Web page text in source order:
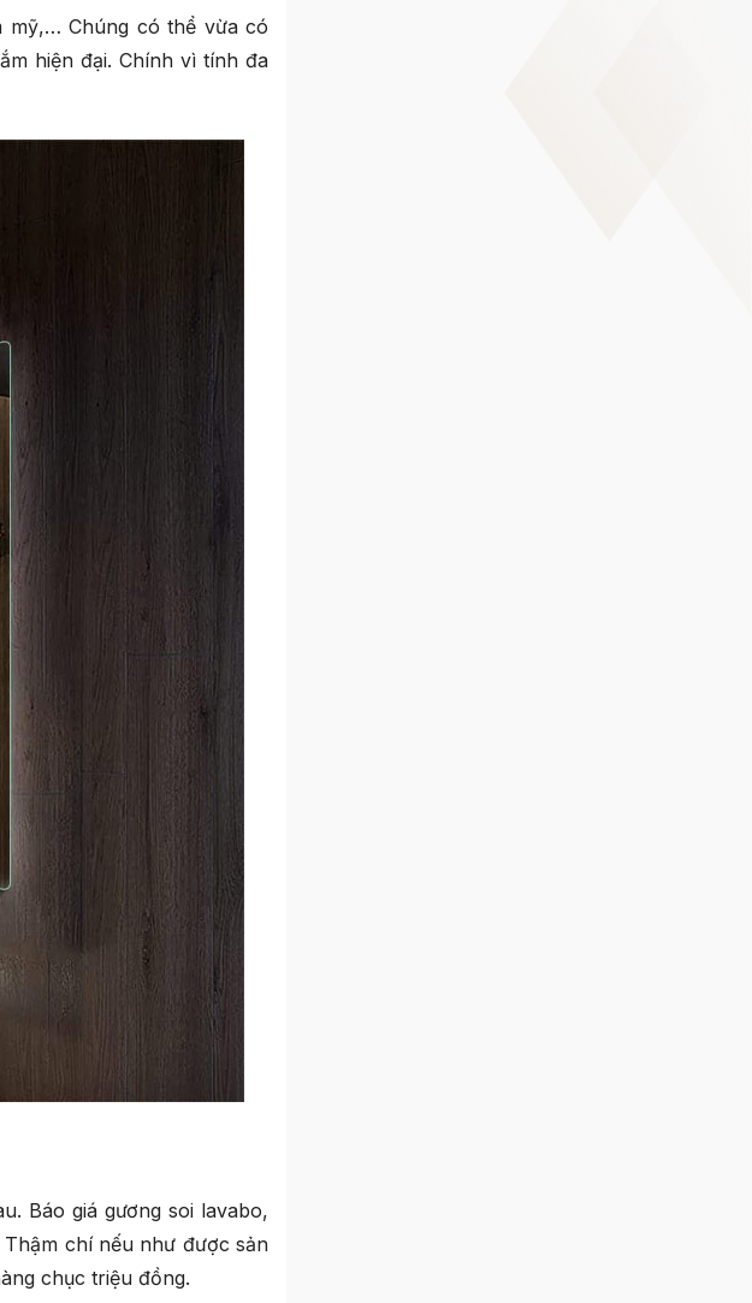
mỹ,… Chúng có thể vừa có
hiện đại. Chính vì tính đa
Báo giá gương soi lavabo,
chí nếu như được sản
chục triệu đồng.